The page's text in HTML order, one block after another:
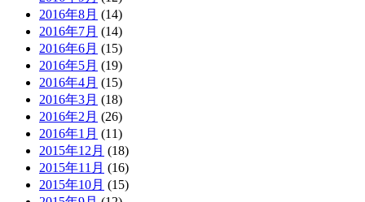
2016年8月 (14)
2016年7月 (14)
2016年6月 (15)
2016年5月 (19)
2016年4月 (15)
2016年3月 (18)
2016年2月 (26)
2016年1月 (11)
2015年12月 (18)
2015年11月 (16)
2015年10月 (15)